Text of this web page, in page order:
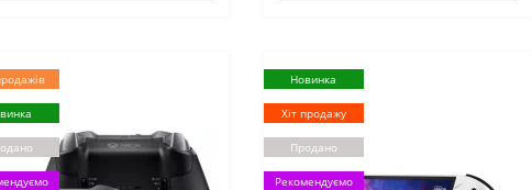
Новинка
Хіт продажу
Продано
Рекомендуємо